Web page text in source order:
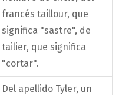
francés taillour, que
significa "sastre", de
tailier, que significa
"cortar".
Del apellido Tyler, un